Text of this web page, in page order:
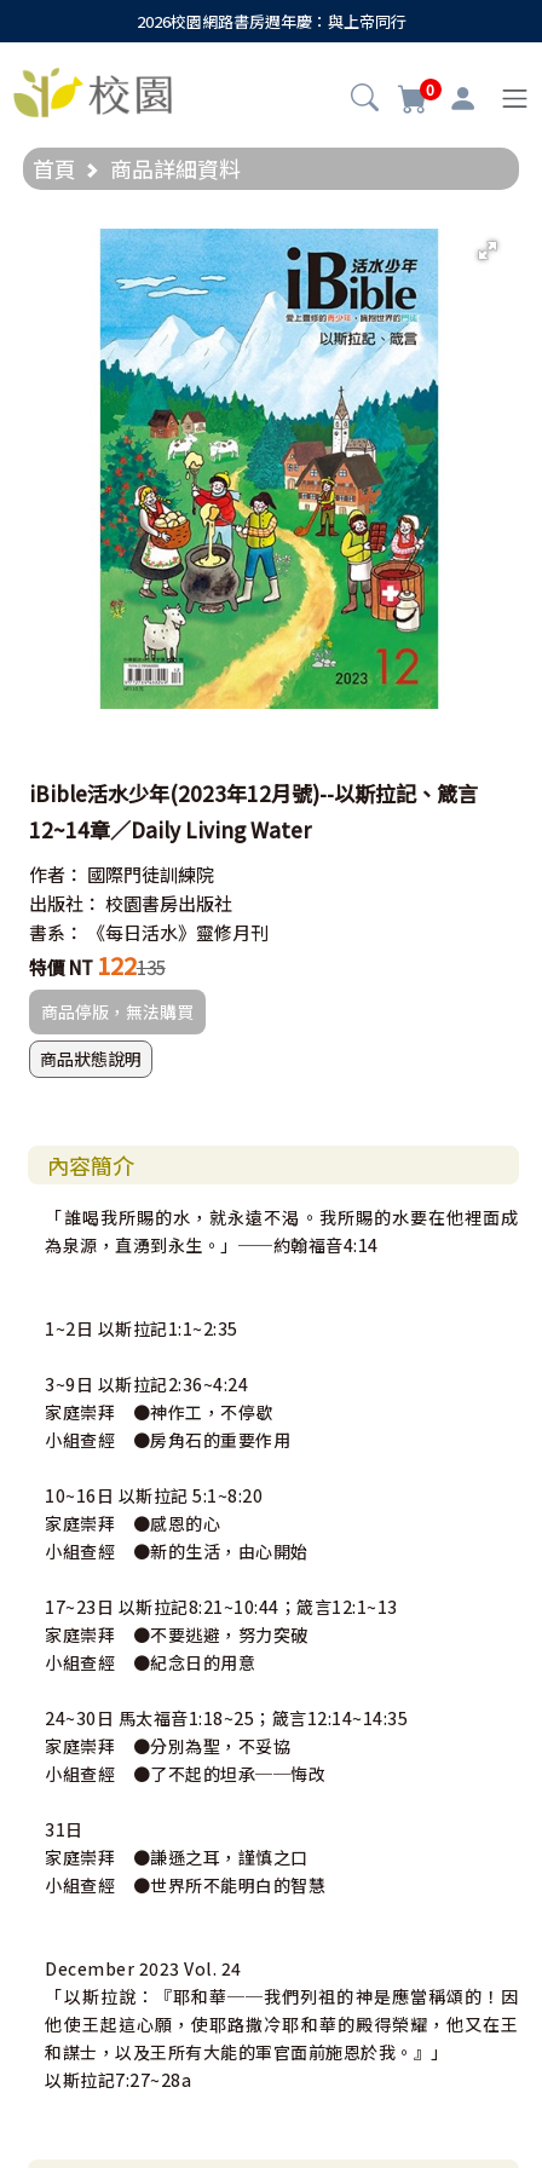
2026校園網路書房週年慶：與上帝同行
0
首頁 商品詳細資料
iBible活水少年(2023年12月號)--以斯拉記、箴言
12~14章／Daily Living Water
作者： 國際門徒訓練院
出版社： 校園書房出版社
書系：
《每日活水》靈修月刊
特價 NT 122135
商品停版，無法購買
商品狀態說明
內容簡介
「誰喝我所賜的水，就永遠不渴。我所賜的水要在他裡面成
為泉源，直湧到永生。」──約翰福音4:14
1~2日 以斯拉記1:1~2:35
3~9日 以斯拉記2:36~4:24
家庭崇拜 ●神作工，不停歇
小組查經 ●房角石的重要作用
10~16日 以斯拉記 5:1~8:20
家庭崇拜 ●感恩的心
小組查經 ●新的生活，由心開始
17~23日 以斯拉記8:21~10:44；箴言12:1~13
家庭崇拜 ●不要逃避，努力突破
小組查經 ●紀念日的用意
24~30日 馬太福音1:18~25；箴言12:14~14:35
家庭崇拜 ●分別為聖，不妥協
小組查經 ●了不起的坦承──悔改
31日
家庭崇拜 ●謙遜之耳，謹慎之口
小組查經 ●世界所不能明白的智慧
December 2023 Vol. 24
「以斯拉說：『耶和華──我們列祖的神是應當稱頌的！因
他使王起這心願，使耶路撒冷耶和華的殿得榮耀，他又在王
和謀士，以及王所有大能的軍官面前施恩於我。』」
以斯拉記7:27~28a